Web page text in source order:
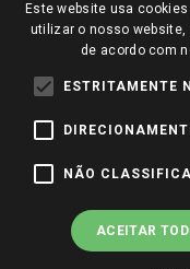
Perguntas frequentes
Trabalhe Conosco
Identidade Visual
Redes Sociais
Pagamento e
Este website usa
utilizar o nosso
de acordo com
ESTRITAMENTE
NÃO
ACEITAR